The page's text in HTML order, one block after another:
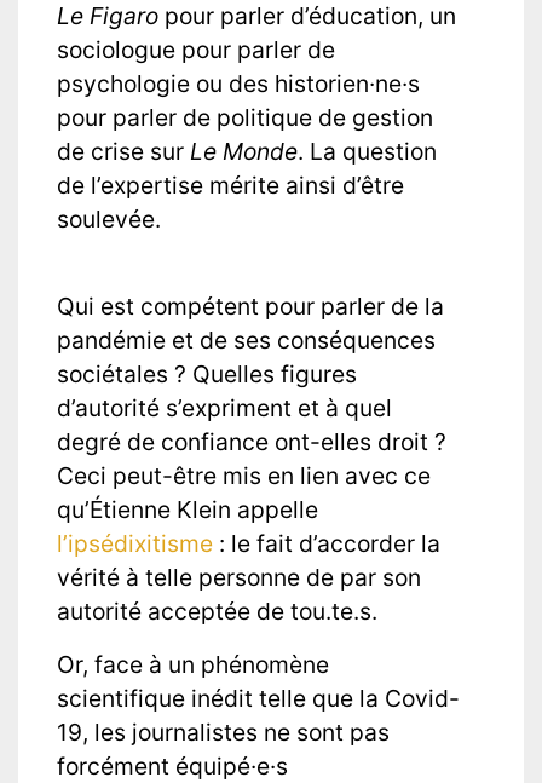
Le Figaro pour parler d’éducation, un
sociologue pour parler de
psychologie ou des historien·ne·s
pour parler de politique de gestion
de crise sur Le Monde. La question
de l’expertise mérite ainsi d’être
soulevée.
Qui est compétent pour parler de la
pandémie et de ses conséquences
sociétales ? Quelles figures
d’autorité s’expriment et à quel
degré de confiance ont-elles droit ?
Ceci peut-être mis en lien avec ce
qu’Étienne Klein appelle
l’ipsédixitisme : le fait d’accorder la
vérité à telle personne de par son
autorité acceptée de tou.te.s.
Or, face à un phénomène
scientifique inédit telle que la Covid-
19, les journalistes ne sont pas
forcément équipé·e·s